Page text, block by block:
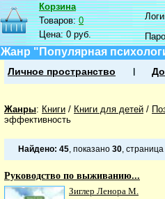
Корзина
Товаров:0
Цена:0 руб.
Жанр "Популярная
Личное пространство
Жанры: Книги / Книги для детей /
эффективность
Найдено: 45, показано 30, страница
Руководство по выживанию...
Зиглер Ленора М.